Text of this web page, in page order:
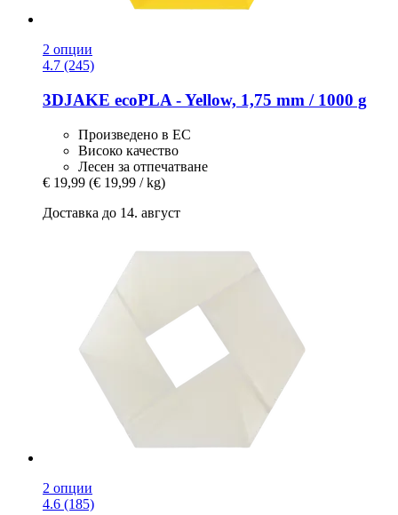
2 опции
4.7 (245)
3DJAKE ecoPLA -​ Yellow, 1,75 mm / 1000 g
Произведено в ЕС
Високо качество
Лесен за отпечатване
€ 19,99 (€ 19,99 / kg)
Доставка до 14. август
2 опции
4.6 (185)